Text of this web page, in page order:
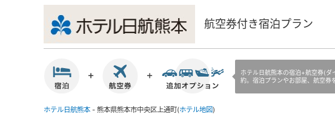
航空券付き宿泊プラン
ホテル日航熊本の宿泊+航空券(ダ
約。宿泊プランやお部屋、航空券
ホテル日航熊本 - 熊本県熊本市中央区上通町(ホテル地図)